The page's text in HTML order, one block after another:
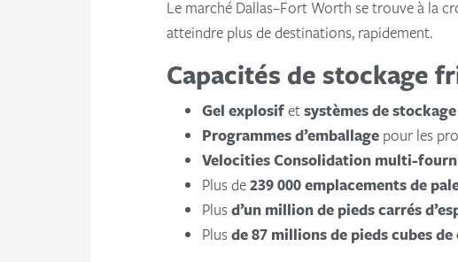
Le marché Dallas–Fort Worth se trouve à la
atteindre plus de destinations, rapidement.
Capacités de stockage
Gel explosifetsystèmes de
Programmes d’emballage pour les
Velocities Consolidation multi-
Plus de239 000 emplacements de
Plusd’un million de pieds carrés
Plusde 87 millions de pieds cubes de